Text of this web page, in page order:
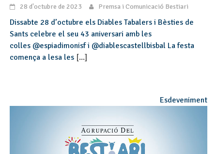
28 d'octubre de 2023 Premsa i Comunicació Bestiari
Dissabte 28 d’octubre els Diables Tabalers i Bèsties de
Sants celebre el seu 43 aniversari amb les
colles @espiadimonisf i @diablescastellbisbal La festa
comença a lesa les [...]
Esdeveniment